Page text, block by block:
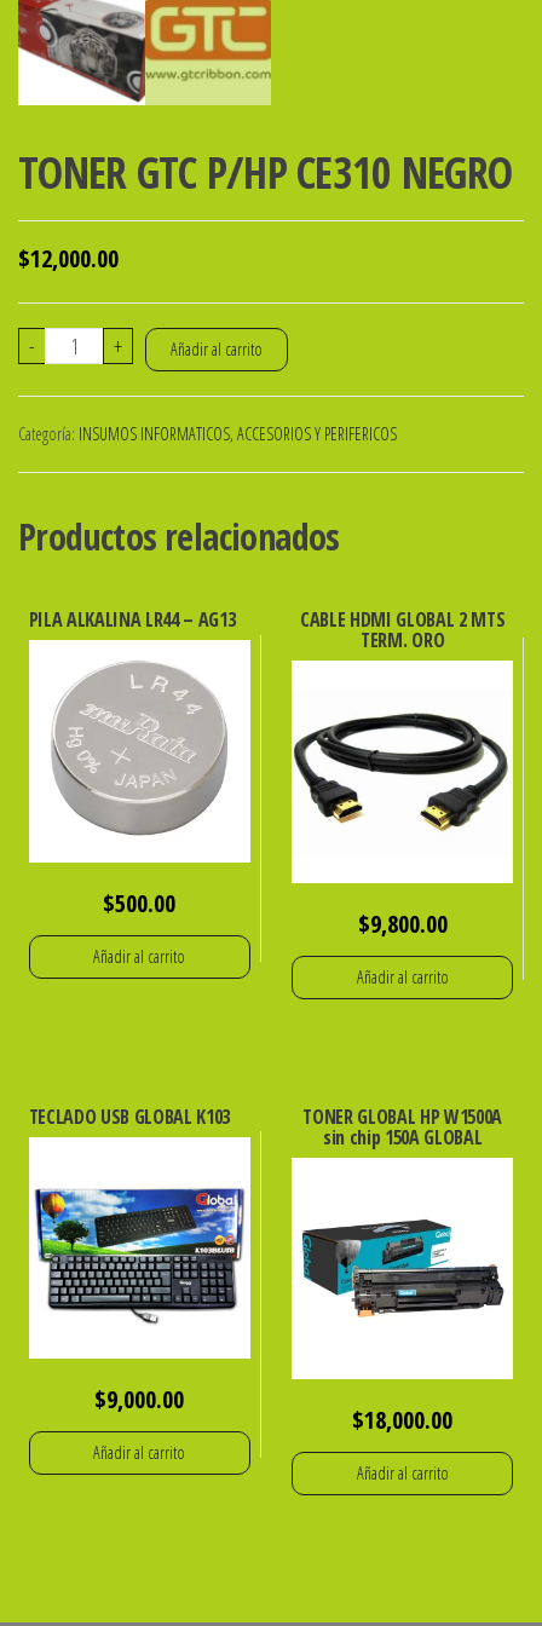
TONER GTC P/HP CE310 NEGRO
$12,000.00
-
TONER
CE310
NEGRO
+ Añadir al carrito
Categoría: INSUMOS INFORMATICOS, ACCESORIOS Y PERIFERICOS
Productos relacionados
PILA ALKALINA LR44 – AG13
$500.00
Añadir al carrito
CABLE HDMI GLOBAL 2 MTS
TERM. ORO
$9,800.00
Añadir al carrito
TECLADO USB GLOBAL K103
$9,000.00
Añadir al carrito
TONER GLOBAL HP W1500A
sin chip 150A GLOBAL
$18,000.00
Añadir al carrito